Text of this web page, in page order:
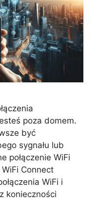
poza domem.
być
sygnału lub
połączenie WiFi
Connect
WiFi i
konieczności